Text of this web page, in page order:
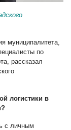
муниципалитета,
по
рассказал
логистики в
с личным